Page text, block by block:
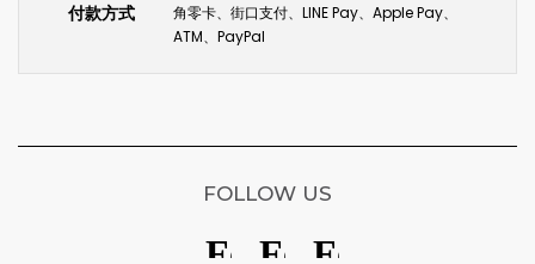
付款方式
角零卡、街口支付、LINE Pay、Apple Pay、
ATM、PayPal
FOLLOW US